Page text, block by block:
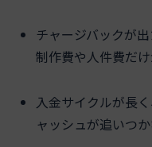
チャージバックが
制作費や人件費だ
入金サイクルが長
ャッシュが追いつ